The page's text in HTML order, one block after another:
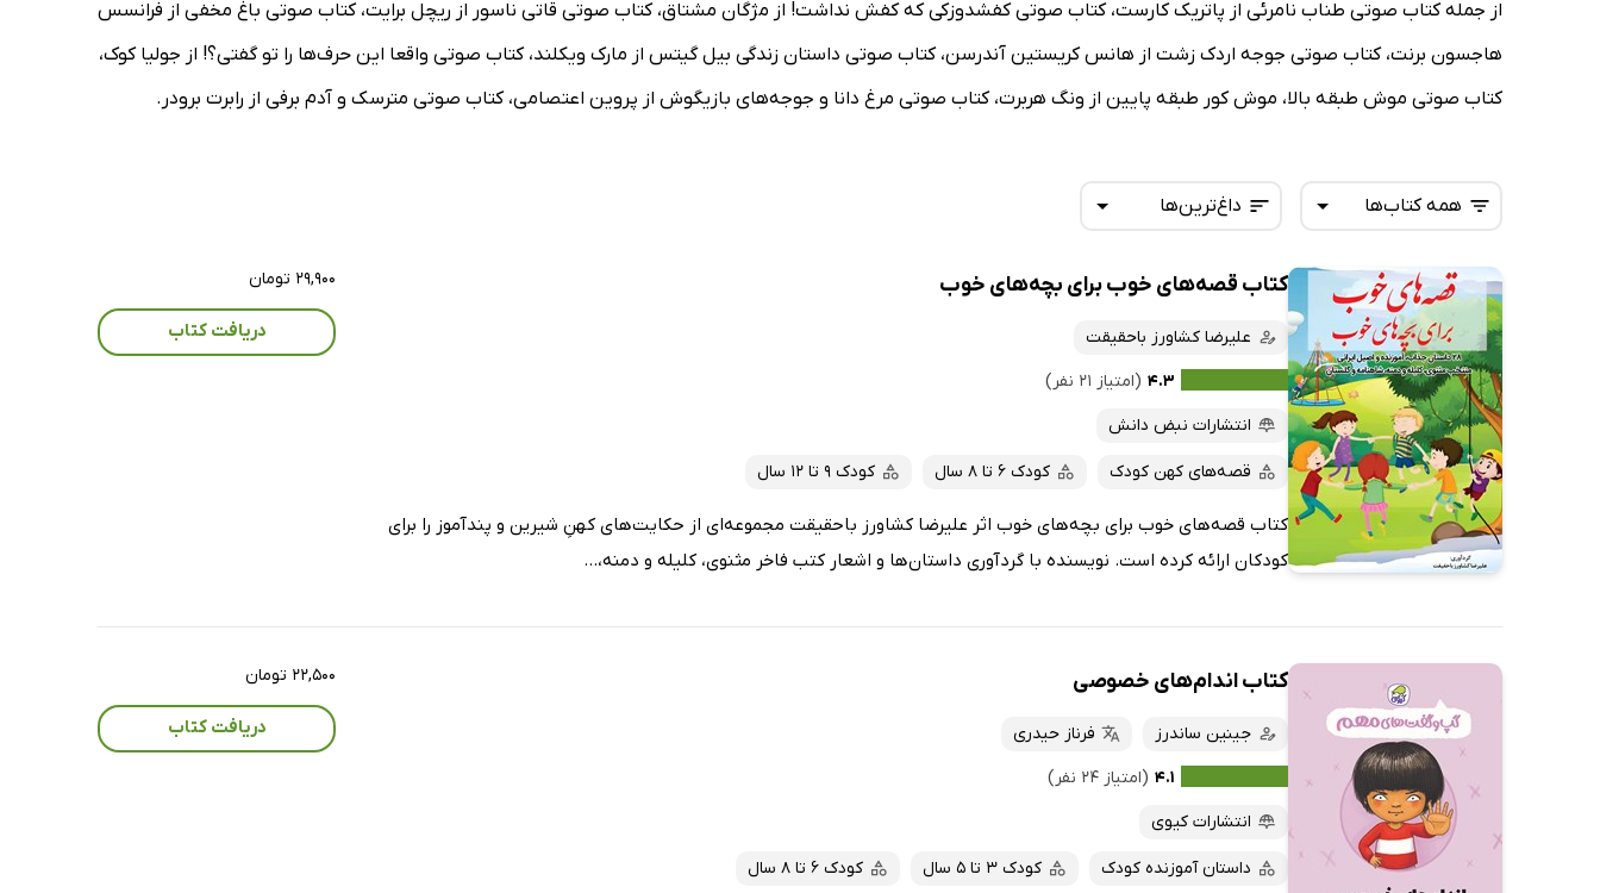
از جمله کتاب صوتی طناب نامرئی از پاتریک کارست، کتاب صوتی کفشدوزکی که کفش نداشت! از مژگان مشتاق، کتاب صوتی قاتی ناسور از ریچل برایت، کتاب صوتی باغ مخفی از فرانسس
هاجسون برنت، کتاب صوتی جوجه اردک زشت از هانس کریستین آندرسن، کتاب صوتی داستان زندگی بیل گیتس از مارک ویکلند، کتاب صوتی واقعا این حرف‌ها را تو گفتی؟! از جولیا کوک،
کتاب صوتی موش طبقه بالا، موش کور طبقه پایین از ونگ هربرت، کتاب صوتی مرغ دانا و جوجه‌های بازیگوش از پروین اعتصامی، کتاب صوتی مترسک و آدم برفی از رابرت برودر.
داغ‌ترین‌ها
تازه‌ها
داغ‌ترین‌ها
پربحث‌ها
ارزان ترین‌ها
همه کتاب‌ها
همه کتاب‌ها
کتاب‌های صوتی
کتاب‌های متنی
کتاب قصه‌های خوب برای بچه‌های خوب
علیرضا کشاورز باحقیقت
۴.۳ (امتیاز ۲۱ نفر)
انتشارات نبض دانش
قصه‌های کهن کودک کودک 6 تا 8 سال کودک 9 تا 12 سال
کتاب قصه‌های خوب برای بچه‌های خوب اثر علیرضا کشاورز باحقیقت مجموعه‌ای از حکایت‌های کهنِ شیرین و پندآموز را برای
کودکان ارائه کرده است. نویسنده با گردآوری داستان‌ها و اشعار کتب فاخر مثنوی، کلیله و دمنه،...
۲۹,۹۰۰ تومان
دریافت کتاب
کتاب اندام‌های خصوصی
جینین ساندرز
فرناز حیدری
۴.۱ (امتیاز ۲۴ نفر)
انتشارات کیوی
داستان آموزنده کودک کودک 3 تا 5 سال کودک 6 تا 8 سال
۲۲,۵۰۰ تومان
دریافت کتاب